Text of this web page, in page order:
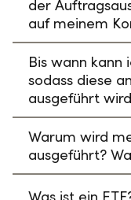
der
auf meinem
Bis wann kann
sodass diese
ausgeführt
Warum wird
ausgeführt?
Was ist ein